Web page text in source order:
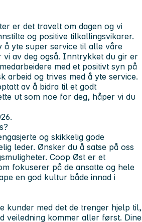
er det travelt om dagen og vi
og positive tilkallingsvikarer.
å yte super service til alle våre
vi av deg også. Inntrykket du gir er
med et positivt syn på
arbeid og trives med å yte service.
av å bidra til et godt
ut som noe for deg, håper vi du
og skikkelig gode
leder. Ønsker du å satse på oss
Coop Øst er et
fokuserer på de ansatte og hele
en god kultur både innad i
kunder med det de trenger hjelp til,
veiledning kommer aller først. Dine